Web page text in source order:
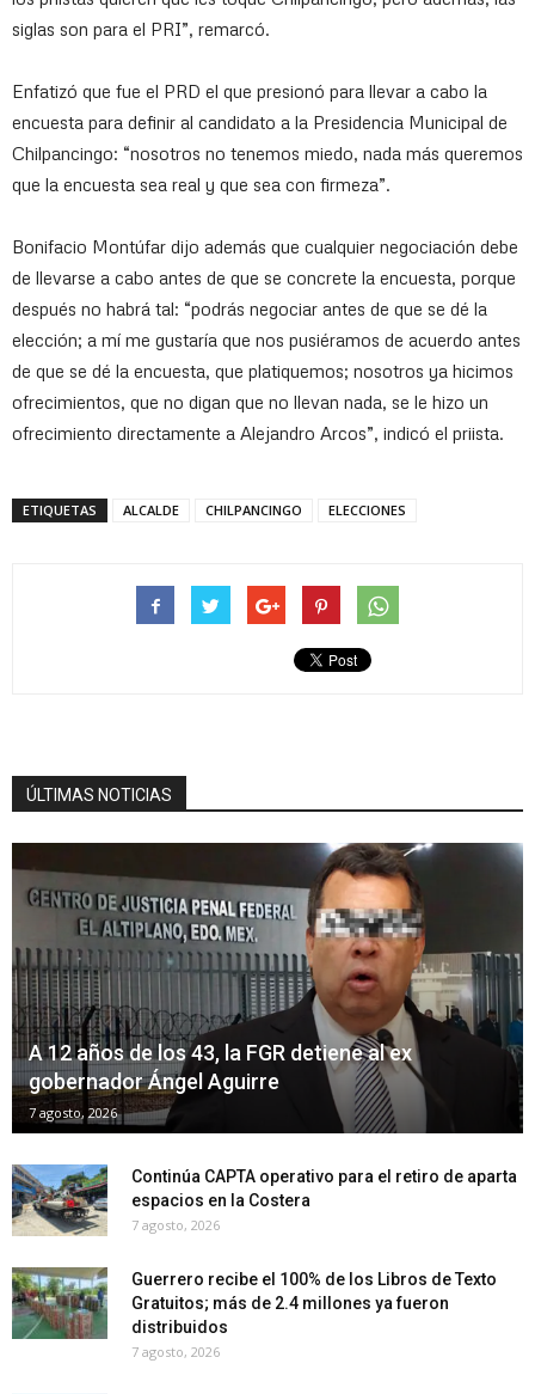
siglas son para el PRI”, remarcó.
Enfatizó que fue el PRD el que presionó para llevar a cabo la
encuesta para definir al candidato a la Presidencia Municipal de
Chilpancingo: “nosotros no tenemos miedo, nada más queremos
que la encuesta sea real y que sea con firmeza”.
Bonifacio Montúfar dijo además que cualquier negociación debe
de llevarse a cabo antes de que se concrete la encuesta, porque
después no habrá tal: “podrás negociar antes de que se dé la
elección; a mí me gustaría que nos pusiéramos de acuerdo antes
de que se dé la encuesta, que platiquemos; nosotros ya hicimos
ofrecimientos, que no digan que no llevan nada, se le hizo un
ofrecimiento directamente a Alejandro Arcos”, indicó el priista.
ETIQUETAS ALCALDE CHILPANCINGO ELECCIONES
ÚLTIMAS NOTICIAS
A 12 años de los 43, la FGR detiene al ex
gobernador Ángel Aguirre
7 agosto, 2026
Continúa CAPTA operativo para el retiro de aparta
espacios en la Costera
7 agosto, 2026
Guerrero recibe el 100% de los Libros de Texto
Gratuitos; más de 2.4 millones ya fueron
distribuidos
7 agosto, 2026